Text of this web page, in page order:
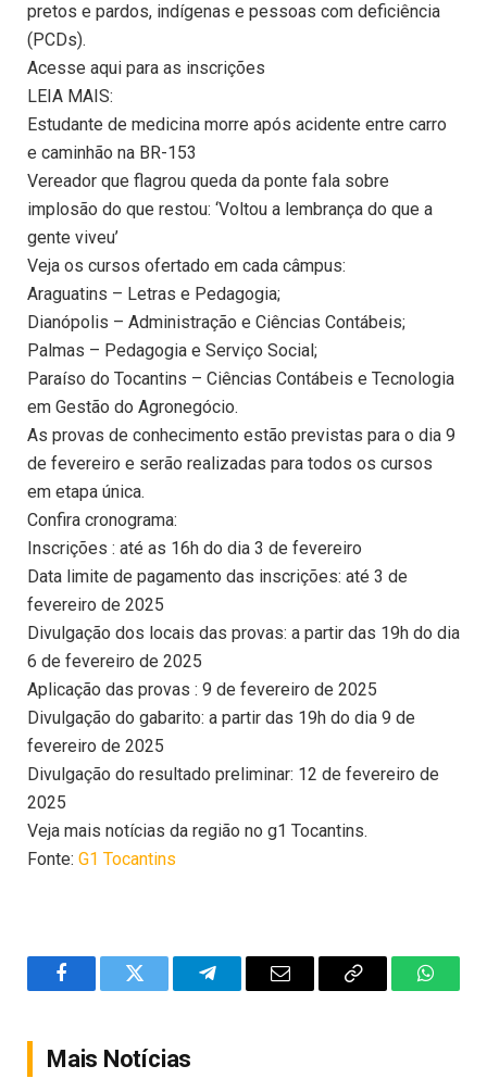
pretos e pardos, indígenas e pessoas com deficiência
(PCDs).
Acesse aqui para as inscrições
LEIA MAIS:
Estudante de medicina morre após acidente entre carro
e caminhão na BR-153
Vereador que flagrou queda da ponte fala sobre
implosão do que restou: ‘Voltou a lembrança do que a
gente viveu’
Veja os cursos ofertado em cada câmpus:
Araguatins – Letras e Pedagogia;
Dianópolis – Administração e Ciências Contábeis;
Palmas – Pedagogia e Serviço Social;
Paraíso do Tocantins – Ciências Contábeis e Tecnologia
em Gestão do Agronegócio.
As provas de conhecimento estão previstas para o dia 9
de fevereiro e serão realizadas para todos os cursos
em etapa única.
Confira cronograma:
Inscrições : até as 16h do dia 3 de fevereiro
Data limite de pagamento das inscrições: até 3 de
fevereiro de 2025
Divulgação dos locais das provas: a partir das 19h do dia
6 de fevereiro de 2025
Aplicação das provas : 9 de fevereiro de 2025
Divulgação do gabarito: a partir das 19h do dia 9 de
fevereiro de 2025
Divulgação do resultado preliminar: 12 de fevereiro de
2025
Veja mais notícias da região no g1 Tocantins.
Fonte: G1 Tocantins
FacebookTwitter TelegramEmail
Copy
Mais Notícias